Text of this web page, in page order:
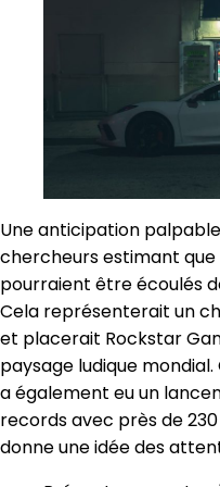
Une anticipation
chercheurs estimant que
pourraient être écoulés
Cela représenterait un
et placerait Rockstar
paysage ludique
a également eu un
records avec près de
donne une idée des